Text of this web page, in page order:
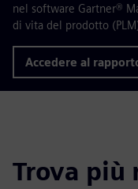
nel software Gartner®
di vita del prodotto
Accedere al
Trova più